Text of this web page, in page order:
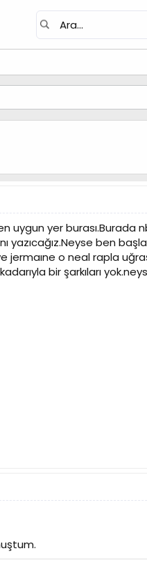
yer burası.Burada
yazıcağız.Neyse ben
o neal rapla
bir şarkıları